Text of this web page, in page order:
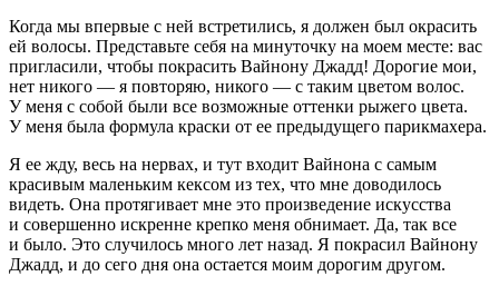
Когда мы впервые с ней встретились, я должен был окрасить
ей волосы. Представьте себя на минуточку на моем месте: вас
пригласили, чтобы покрасить Вайнону Джадд! Дорогие мои,
нет никого — я повторяю, никого — с таким цветом волос.
У меня с собой были все возможные оттенки рыжего цвета.
У меня была формула краски от ее предыдущего парикмахера.
Я ее жду, весь на нервах, и тут входит Вайнона с самым
красивым маленьким кексом из тех, что мне доводилось
видеть. Она протягивает мне это произведение искусства
и совершенно искренне крепко меня обнимает. Да, так все
и было. Это случилось много лет назад. Я покрасил Вайнону
Джадд, и до сего дня она остается моим дорогим другом.